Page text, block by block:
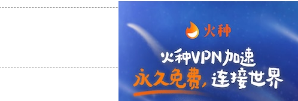
支持[0] 反对